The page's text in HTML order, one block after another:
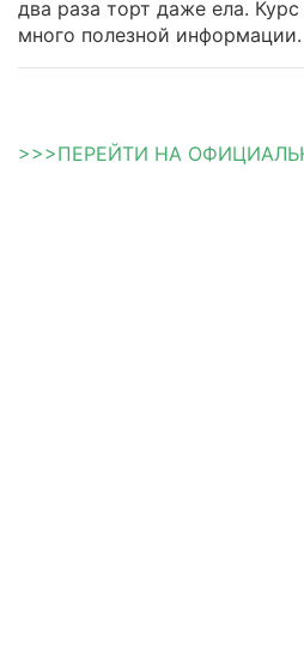
два раза торт даже ела.
много полезной информации.
>>>ПЕРЕЙТИ НА